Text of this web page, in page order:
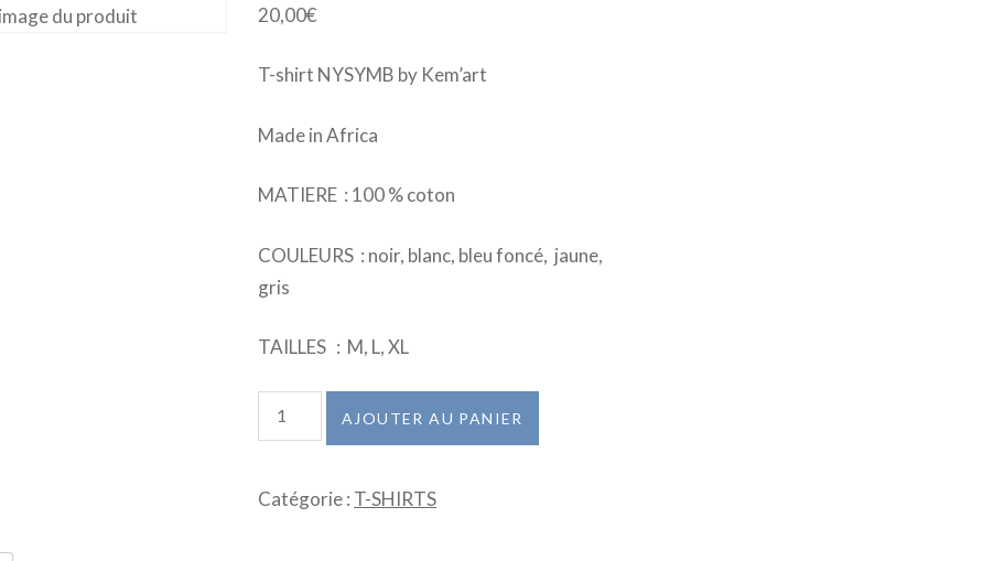
20,00€
T-shirt NYSYMB by Kem’art
Made in Africa
MATIERE : 100 % coton
COULEURS : noir, blanc, bleu foncé, jaune,
gris
TAILLES : M, L, XL
quantité
de
SHIRTS
AJOUTER AU PANIER
Catégorie : T-SHIRTS